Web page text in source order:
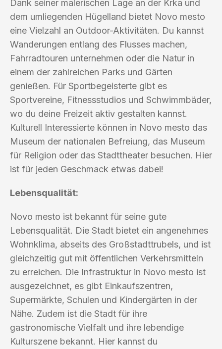
Dank seiner malerischen Lage an der Krka und
dem umliegenden Hügelland bietet Novo mesto
eine Vielzahl an Outdoor-Aktivitäten. Du kannst
Wanderungen entlang des Flusses machen,
Fahrradtouren unternehmen oder die Natur in
einem der zahlreichen Parks und Gärten
genießen. Für Sportbegeisterte gibt es
Sportvereine, Fitnessstudios und Schwimmbäder,
wo du deine Freizeit aktiv gestalten kannst.
Kulturell Interessierte können in Novo mesto das
Museum der nationalen Befreiung, das Museum
für Religion oder das Stadttheater besuchen. Hier
ist für jeden Geschmack etwas dabei!
Lebensqualität:
Novo mesto ist bekannt für seine gute
Lebensqualität. Die Stadt bietet ein angenehmes
Wohnklima, abseits des Großstadttrubels, und ist
gleichzeitig gut mit öffentlichen Verkehrsmitteln
zu erreichen. Die Infrastruktur in Novo mesto ist
ausgezeichnet, es gibt Einkaufszentren,
Supermärkte, Schulen und Kindergärten in der
Nähe. Zudem ist die Stadt für ihre
gastronomische Vielfalt und ihre lebendige
Kulturszene bekannt. Hier kannst du